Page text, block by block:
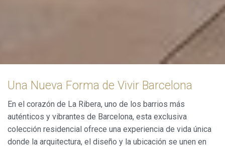
Una Nueva Forma de Vivir Barcelona
En el corazón de La Ribera, uno de los barrios más
auténticos y vibrantes de Barcelona, esta exclusiva
colección residencial ofrece una experiencia de vida única
donde la arquitectura, el diseño y la ubicación se unen en